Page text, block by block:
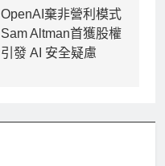
OpenAI棄非營利模式
Sam Altman首獲股權
引發 AI 安全疑慮